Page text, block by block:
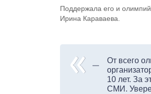
Поддержала его и
Ирина Караваева.
От всего
10 лет. За
СМИ.